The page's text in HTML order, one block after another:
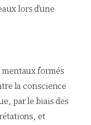
lors d’une
formés
la conscience
par le biais des
et